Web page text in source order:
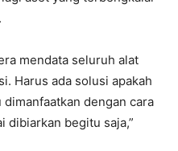
mendata seluruh alat
Harus ada solusi apakah
dengan cara
dibiarkan begitu saja,”